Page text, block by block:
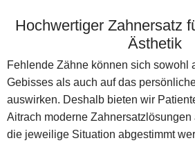
Hochwertiger Zahnersatz
Ästhetik
Fehlende Zähne können sich sowohl
Gebisses als auch auf das
auswirken. Deshalb bieten wir
Aitrach moderne
die jeweilige Situation abgestimmt